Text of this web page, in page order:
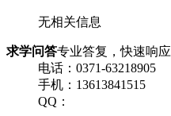
无相关信息
求学问答专业答复，快速响应
电话：0371-63218905
手机：13613841515
QQ：